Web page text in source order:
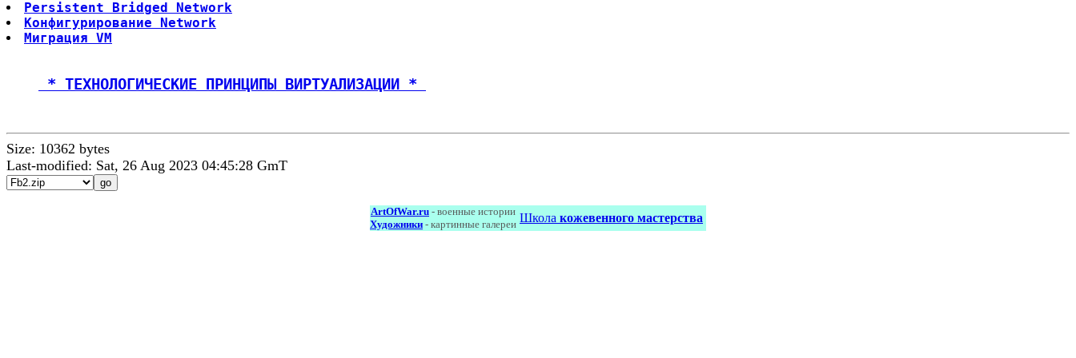
Persistent Bridged Network
Конфигурирование Network
Миграция VM
* ТЕХНОЛОГИЧЕСКИЕ ПРИНЦИПЫ ВИРТУАЛИЗАЦИИ *
Size: 10362 bytes
Last-modified: Sat, 26 Aug 2023 04:45:28 GmT
ArtOfWar.ru - военные истории
Художники - картинные галереи Школа кожевенного мастерства